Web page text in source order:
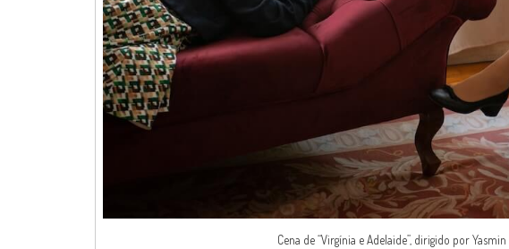
Cena de “Virgínia e Adelaide”, dirigido por